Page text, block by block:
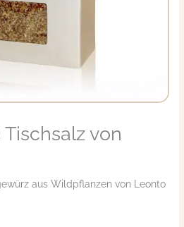
von
aus Wildpflanzen von Leonto